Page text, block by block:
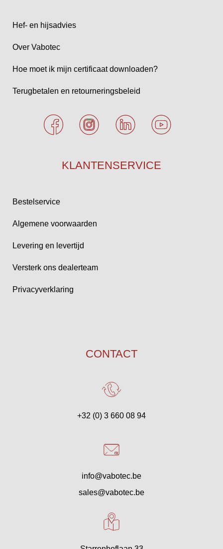
Hef- en hijsadvies
Over Vabotec
Hoe moet ik mijn certificaat downloaden?
Terugbetalen en retourneringsbeleid
KLANTENSERVICE
Bestelservice
Algemene voorwaarden
Levering en levertijd
Versterk ons dealerteam
Privacyverklaring
CONTACT
+32 (0) 3 660 08 94
info@vabotec.be
sales@vabotec.be